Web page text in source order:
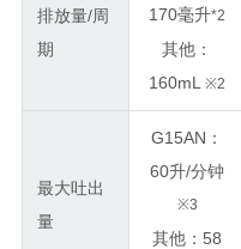
排放量/周
期
170毫升*2
其他：
160mL※2
最大吐出
量
G15AN：
60升/分钟
※3
其他：58